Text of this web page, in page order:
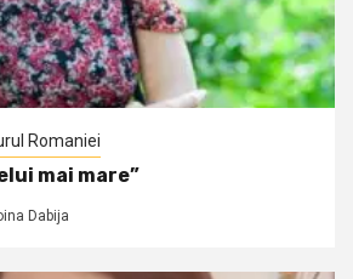
Romaniei
mai mare”
Dabija